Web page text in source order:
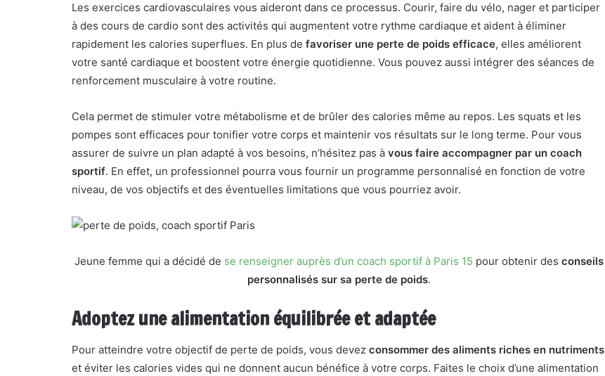
Les exercices cardiovasculaires vous aideront dans ce processus. Courir, faire du vélo, nager et participer
à des cours de cardio sont des activités qui augmentent votre rythme cardiaque et aident à éliminer
rapidement les calories superflues. En plus de favoriser une perte de poids efficace, elles améliorent
votre santé cardiaque et boostent votre énergie quotidienne. Vous pouvez aussi intégrer des séances de
renforcement musculaire à votre routine.
Cela permet de stimuler votre métabolisme et de brûler des calories même au repos. Les squats et les
pompes sont efficaces pour tonifier votre corps et maintenir vos résultats sur le long terme. Pour vous
assurer de suivre un plan adapté à vos besoins, n’hésitez pas à vous faire accompagner par un coach
sportif. En effet, un professionnel pourra vous fournir un programme personnalisé en fonction de votre
niveau, de vos objectifs et des éventuelles limitations que vous pourriez avoir.
Jeune femme qui a décidé de se renseigner auprès d’un coach sportif à Paris 15 pour obtenir des conseils
personnalisés sur sa perte de poids.
Adoptez une alimentation équilibrée et adaptée
Pour atteindre votre objectif de perte de poids, vous devez consommer des aliments riches en nutriments
et éviter les calories vides qui ne donnent aucun bénéfice à votre corps. Faites le choix d’une alimentation